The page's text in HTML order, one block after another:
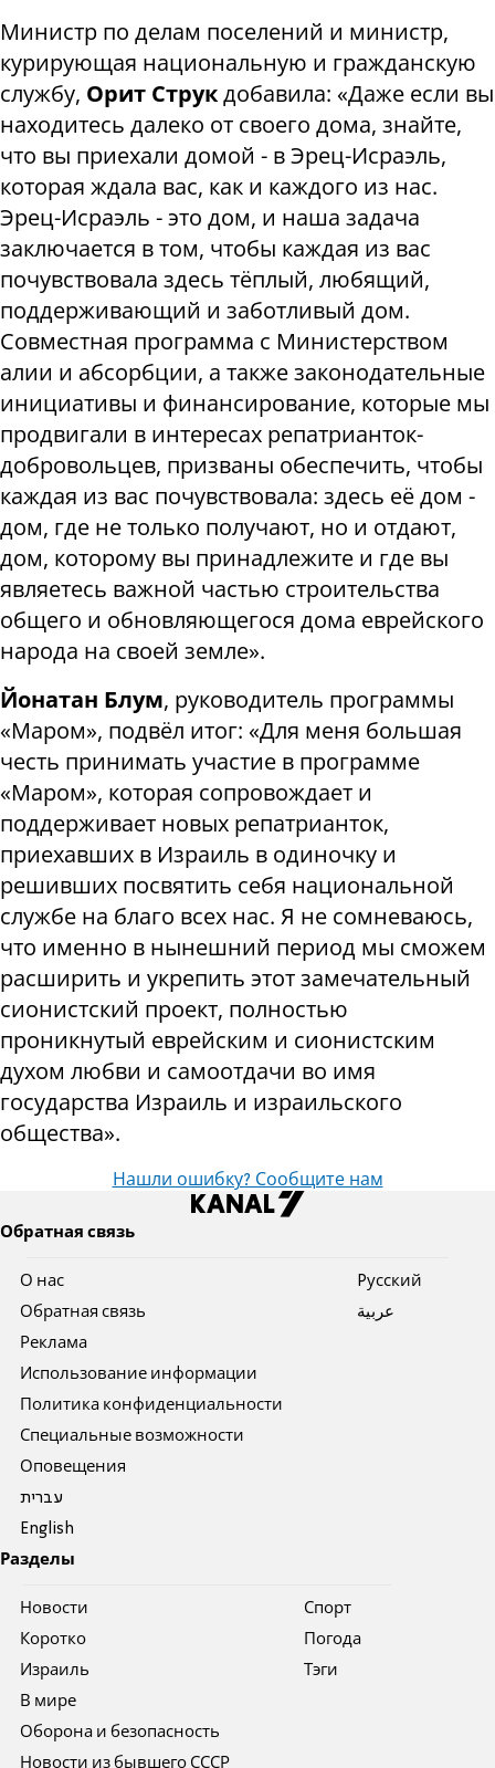
Министр по делам поселений и министр,
курирующая национальную и гражданскую
службу, Орит Струкдобавила: «Даже если вы
находитесь далеко от своего дома, знайте,
что вы приехали домой - в Эрец-Исраэль,
которая ждала вас, как и каждого из нас.
Эрец-Исраэль - это дом, и наша задача
заключается в том, чтобы каждая из вас
почувствовала здесь тёплый, любящий,
поддерживающий и заботливый дом.
Совместная программа с Министерством
алии и абсорбции, а также законодательные
инициативы и финансирование, которые мы
продвигали в интересах репатрианток-
добровольцев, призваны обеспечить, чтобы
каждая из вас почувствовала: здесь её дом -
дом, где не только получают, но и отдают,
дом, которому вы принадлежите и где вы
являетесь важной частью строительства
общего и обновляющегося дома еврейского
народа на своей земле».
Йонатан Блум, руководитель программы
«Маром», подвёл итог: «Для меня большая
честь принимать участие в программе
«Маром», которая сопровождает и
поддерживает новых репатрианток,
приехавших в Израиль в одиночку и
решивших посвятить себя национальной
службе на благо всех нас. Я не сомневаюсь,
что именно в нынешний период мы сможем
расширить и укрепить этот замечательный
сионистский проект, полностью
проникнутый еврейским и сионистским
духом любви и самоотдачи во имя
государства Израиль и израильского
общества».
Нашли ошибку? Сообщите нам
Обратная связь
О нас
Обратная связь
Реклама
Использование информации
Политика конфиденциальности
Специальные возможности
Оповещения
עברית
English
Pусский
عربية
Разделы
Новости
Коротко
Израиль
В мире
Оборона и безопасность
Новости из бывшего СССР
Спорт
Погода
Тэги